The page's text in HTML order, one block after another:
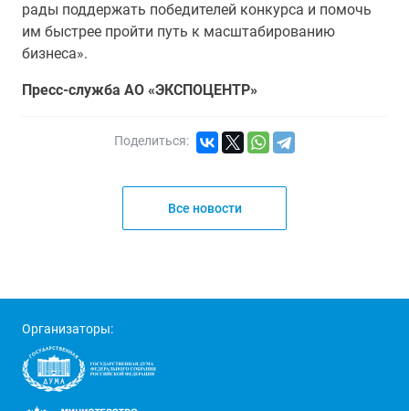
рады поддержать победителей конкурса и помочь
им быстрее пройти путь к масштабированию
бизнеса».
Пресс-служба АО «ЭКСПОЦЕНТР»
Поделиться:
Все новости
Организаторы: